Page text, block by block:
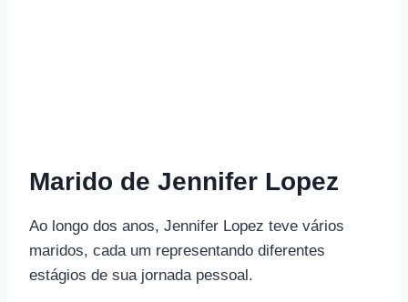
Marido de Jennifer Lopez
Ao longo dos anos, Jennifer Lopez teve vários
maridos, cada um representando diferentes
estágios de sua jornada pessoal.